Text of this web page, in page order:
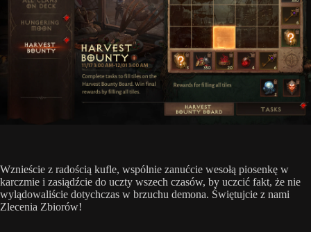
Wznieście z radością kufle, wspólnie zanućcie wesołą piosenkę w
karczmie i zasiądźcie do uczty wszech czasów, by uczcić fakt, że nie
wylądowaliście dotychczas w brzuchu demona. Świętujcie z nami
Zlecenia Zbiorów!